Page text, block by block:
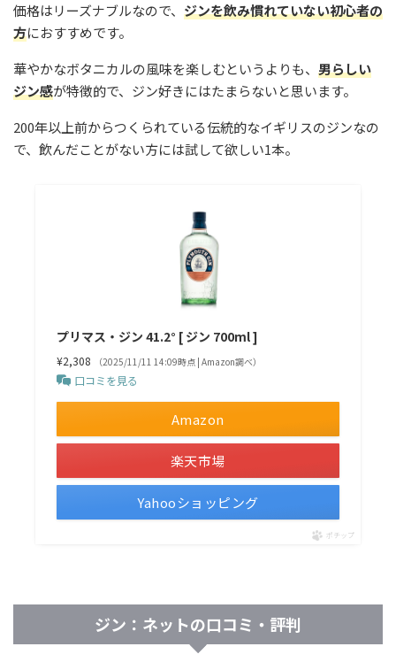
価格はリーズナブルなので、 ジンを飲み慣れていない初心者の
方におすすめです。
華やかなボタニカルの風味を楽しむというよりも、 男らしい
ジン感が特徴的で、ジン好きにはたまらないと思います。
200年以上前からつくられている伝統的なイギリスのジンなの
で、飲んだことがない方には試して欲しい1本。
プリマス・ジン 41.2° [ ジン 700ml ]
¥2,308 （2025/11/11 14:09時点 | Amazon調べ）
口コミを見る
Amazon
楽天市場
Yahooショッピング
ポチップ
ジン：ネットの口コミ・評判